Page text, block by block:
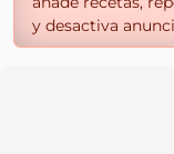
y desactiva